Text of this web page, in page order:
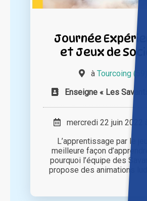
Journée
et Jeux de
à Tourcoing (59)
Enseigne « Les
mercredi 22 juin 2022 à
L’apprentissage par le jeu
meilleure façon d’apprendre
pourquoi l’équipe des
propose des animations